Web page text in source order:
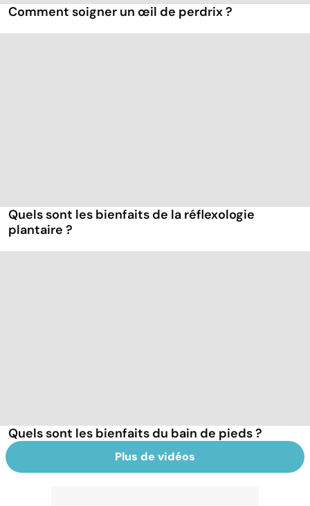
Comment soigner un œil de perdrix ?
Quels sont les bienfaits de la réflexologie
plantaire ?
Quels sont les bienfaits du bain de pieds ?
Plus de vidéos